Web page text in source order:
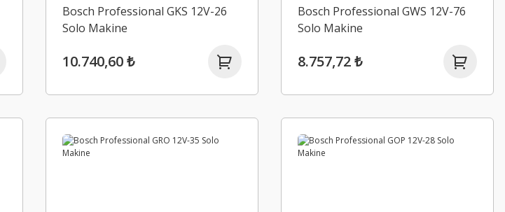
Bosch Professional GKS 12V-26
Solo Makine
10.740,60 ₺
Bosch Professional GWS 12V-76
Solo Makine
8.757,72 ₺